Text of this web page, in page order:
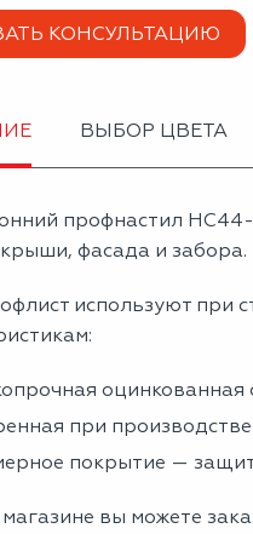
КОНСУЛЬТАЦИЮ
ВЫБОР ЦВЕТА
профнастил
фасада и
используют при
оцинкованная
при
покрытие —
вы можете